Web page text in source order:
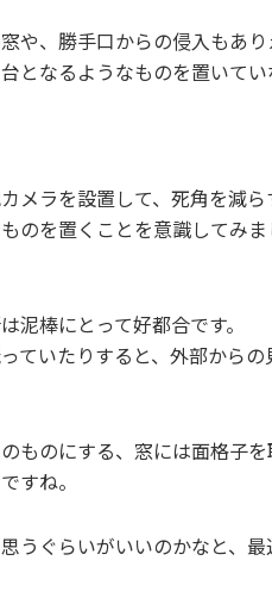
や、勝手口からの侵入もあり
となるようなものを置いて
メラを設置して、死角を減ら
のを置くことを意識してみま
泥棒にとって好都合です。
ていたりすると、外部から
ものにする、窓には面格子
すね。
うぐらいがいいのかなと、最